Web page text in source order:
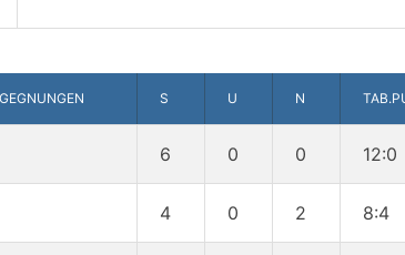
S U N
6 0 0 12:0
4 0 2 8:4